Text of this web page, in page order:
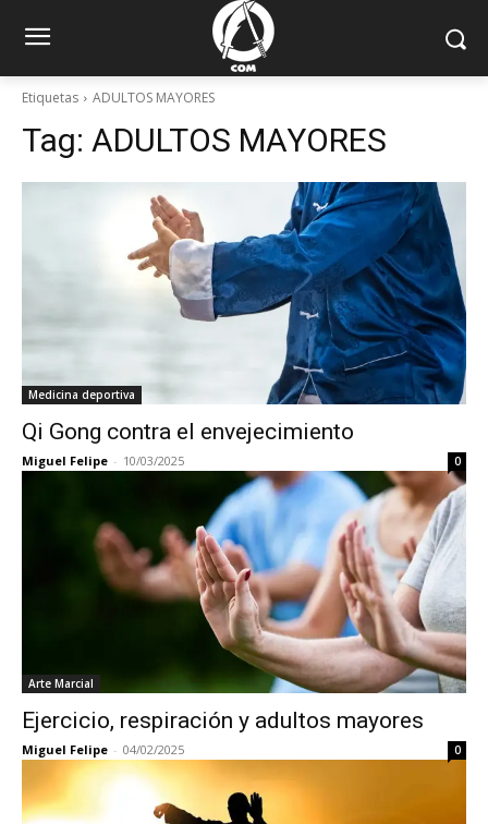
Etiquetas ADULTOS MAYORES
Tag: ADULTOS MAYORES
Medicina deportiva
Qi Gong contra el envejecimiento
Miguel Felipe - 10/03/2025 0
Arte Marcial
Ejercicio, respiración y adultos mayores
Miguel Felipe - 04/02/2025 0